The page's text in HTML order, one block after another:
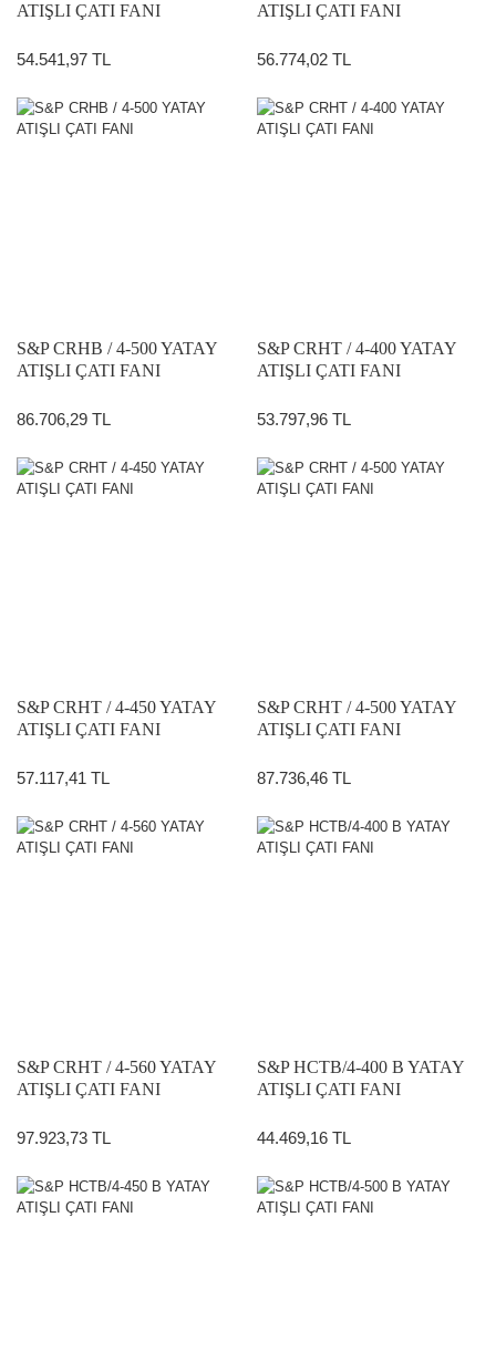
ATIŞLI ÇATI FANI
54.541,97 TL
ATIŞLI ÇATI FANI
56.774,02 TL
S&P CRHB / 4-500 YATAY
ATIŞLI ÇATI FANI
86.706,29 TL
S&P CRHT / 4-400 YATAY
ATIŞLI ÇATI FANI
53.797,96 TL
S&P CRHT / 4-450 YATAY
ATIŞLI ÇATI FANI
57.117,41 TL
S&P CRHT / 4-500 YATAY
ATIŞLI ÇATI FANI
87.736,46 TL
S&P CRHT / 4-560 YATAY
ATIŞLI ÇATI FANI
97.923,73 TL
S&P HCTB/4-400 B YATAY
ATIŞLI ÇATI FANI
44.469,16 TL